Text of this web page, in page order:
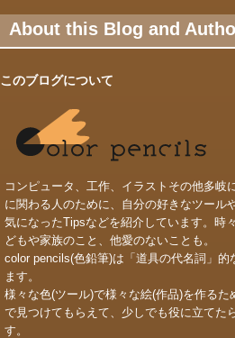
About this Blog and
このブログについて
コンピュータ、工作、イラストその他多岐
に関わる人のために、自分の好きなツール
気になったTipsなどを紹介しています。時
どもや家族のこと、他愛のないことも。
color pencils(色鉛筆)は「道具の代名詞」的
ます。
様々な色(ツール)で様々な絵(作品)を作るた
で見つけてもらえて、少しでも役に立てた
す。